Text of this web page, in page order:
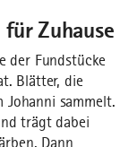
Zuhause
der Fundstücke
Blätter, die
Johanni sammelt.
trägt dabei
Dann